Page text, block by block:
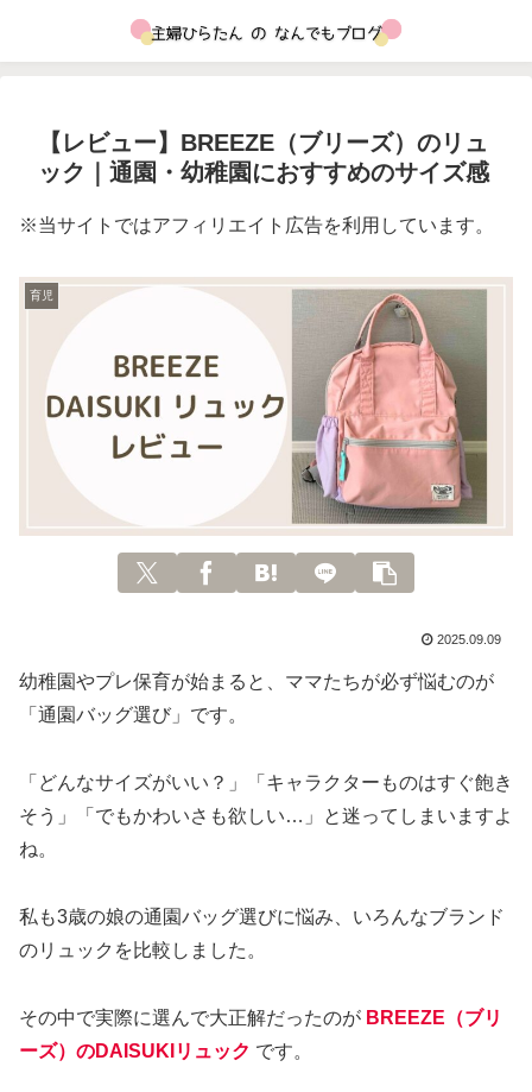
【レビュー】BREEZE（ブリーズ）のリュ
ック｜通園・幼稚園におすすめのサイズ感
※当サイトではアフィリエイト広告を利用しています。
育児
2025.09.09
幼稚園やプレ保育が始まると、ママたちが必ず悩むのが
「通園バッグ選び」です。
「どんなサイズがいい？」「キャラクターものはすぐ飽き
そう」「でもかわいさも欲しい…」と迷ってしまいますよ
ね。
私も3歳の娘の通園バッグ選びに悩み、いろんなブランド
のリュックを比較しました。
その中で実際に選んで大正解だったのが BREEZE（ブリ
ーズ）のDAISUKI リュック です。